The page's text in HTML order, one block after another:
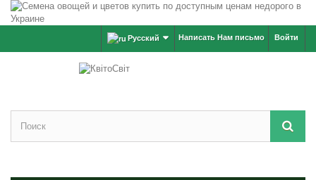
Войти
Написать Нам письмо
Русский